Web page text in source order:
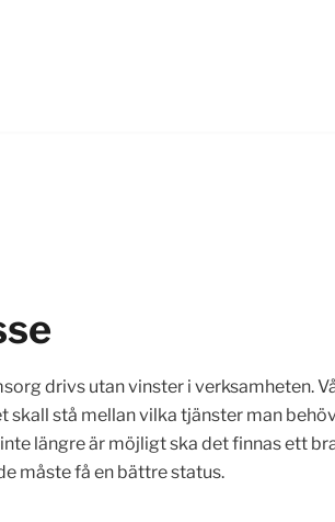
drivs utan vinster i verksamheten.
skall stå mellan vilka tjänster man
längre är möjligt ska det finnas ett
måste få en bättre status.